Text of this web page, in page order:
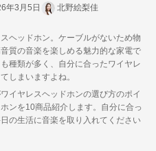
年3月5日 北野絵梨佳
ヘッドホン。ケーブルがないため物
質の音楽を楽しめる魅力的な家電で
種類が多く、自分に合ったワイヤレ
しまいますよね。
イヤレスヘッドホンの選び方のポイ
ンを10商品紹介します。自分に合っ
の生活に音楽を取り入れてください